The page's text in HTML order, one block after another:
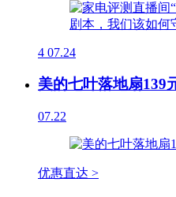
4 07.24
美的七叶落地扇139
07.22
优惠直达 >